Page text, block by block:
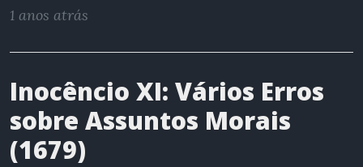
1 anos atrás
Inocêncio XI: Vários Erros
sobre Assuntos Morais
(1679)